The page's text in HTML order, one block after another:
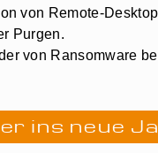
von Remote-
Purgen.
von Ransomware
ins neue